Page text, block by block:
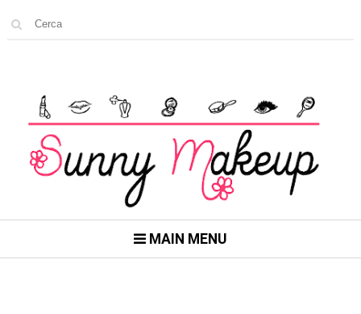
MAIN MENU